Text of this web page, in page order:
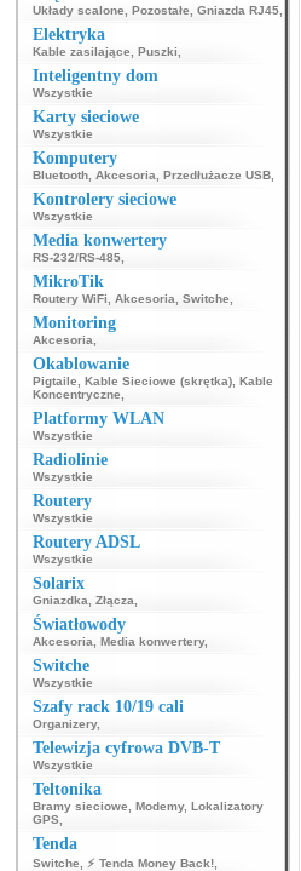
Układy scalone Pozostałe Gniazda RJ45
Elektryka
Kable zasilające Puszki
Inteligentny dom
Wszystkie
Karty sieciowe
Wszystkie
Komputery
Bluetooth Akcesoria Przedłużacze USB
Kontrolery sieciowe
Wszystkie
Media konwertery
RS-232/RS-485
MikroTik
Routery WiFi Akcesoria Switche
Monitoring
Akcesoria
Okablowanie
Pigtaile Kable Sieciowe (skrętka) Kable
Koncentryczne
Platformy WLAN
Wszystkie
Radiolinie
Wszystkie
Routery
Wszystkie
Routery ADSL
Wszystkie
Solarix
Gniazdka Złącza
Światłowody
Akcesoria Media konwertery,
Switche
Wszystkie
Szafy rack 10/19 cali
Organizery,
Telewizja cyfrowa DVB-T
Wszystkie
Teltonika
Bramy sieciowe Modemy, Lokalizatory
GPS
Tenda
Switche ⚡ Tenda Money Back!